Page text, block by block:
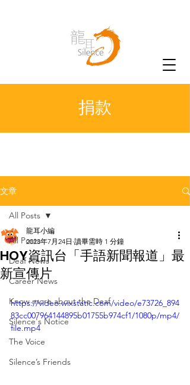
捐款
文章
All Posts
Deaf News
Career News
Know more about the Deaf
Silence's Notice
The Voice
Silence’s Friends
All Posts
HOY資訊台「手語新聞報道」最
新宣傳片
龍耳小編
2023年7月24日 讀畢需時 1 分鐘
https://video.wixstatic.com/video/e73726_894
83cc007964144895b01755b974cf1/1080p/mp4/
file.mp4